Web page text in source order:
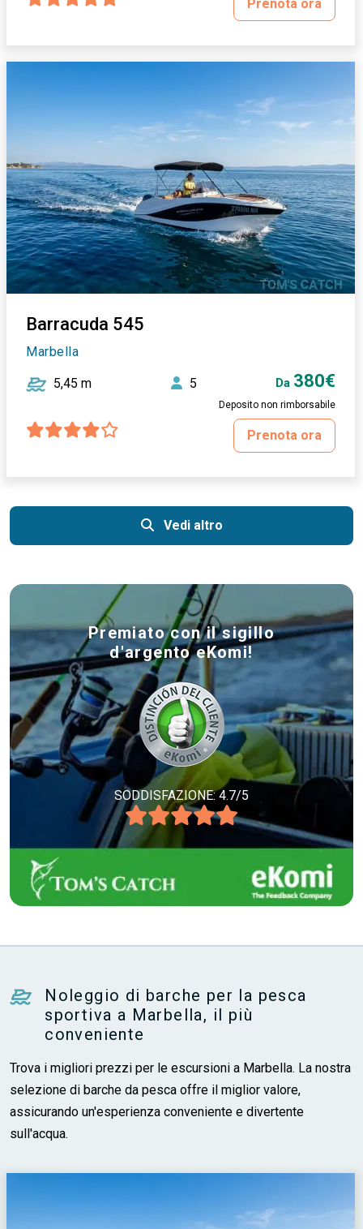
Prenota ora
Barracuda 545
Marbella
5,45 m 5 Da 380€
Deposito non rimborsabile
Prenota ora
Vedi altro
Premiato con il sigillo
d'argento eKomi!
SODDISFAZIONE: 4.7/5
Noleggio di barche per la pesca
sportiva a Marbella, il più
conveniente
Trova i migliori prezzi per le escursioni a Marbella. La nostra
selezione di barche da pesca offre il miglior valore,
assicurando un'esperienza conveniente e divertente
sull'acqua.